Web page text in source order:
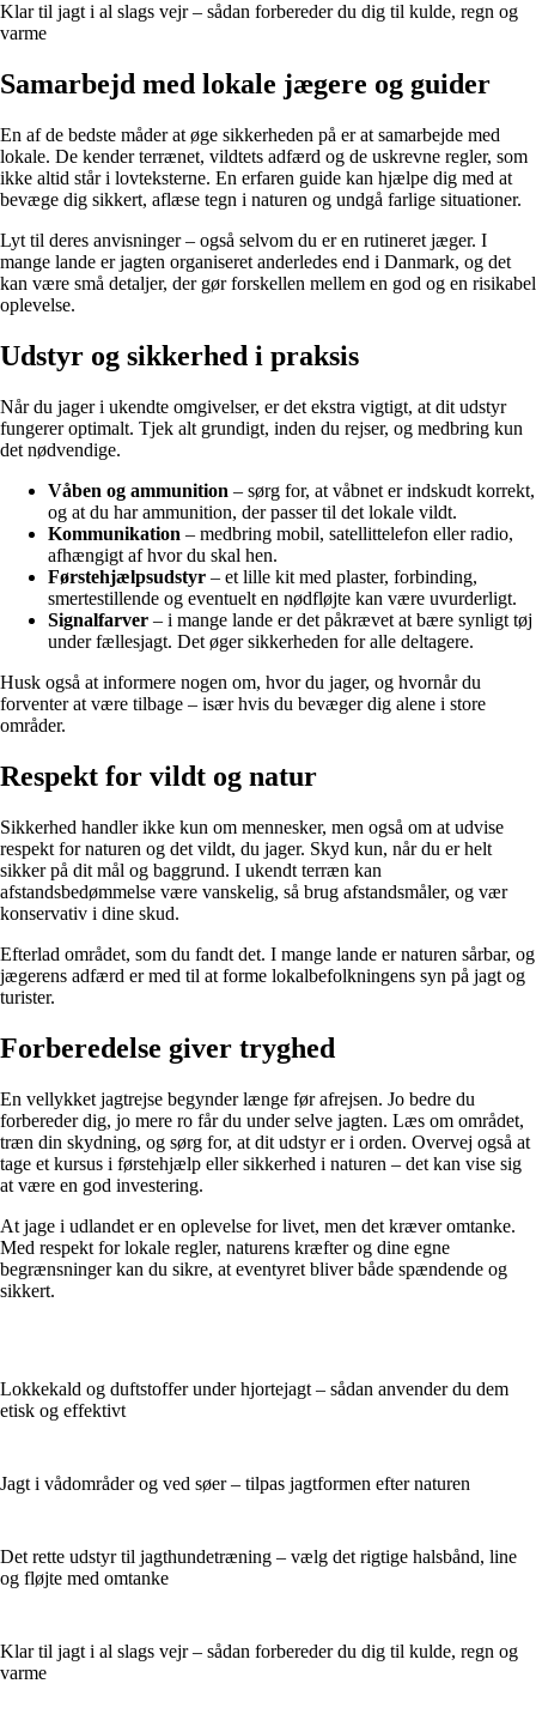
Klar til jagt i al slags vejr – sådan forbereder du dig til kulde, regn og
varme
Samarbejd med lokale jægere og guider
En af de bedste måder at øge sikkerheden på er at samarbejde med
lokale. De kender terrænet, vildtets adfærd og de uskrevne regler, som
ikke altid står i lovteksterne. En erfaren guide kan hjælpe dig med at
bevæge dig sikkert, aflæse tegn i naturen og undgå farlige situationer.
Lyt til deres anvisninger – også selvom du er en rutineret jæger. I
mange lande er jagten organiseret anderledes end i Danmark, og det
kan være små detaljer, der gør forskellen mellem en god og en risikabel
oplevelse.
Udstyr og sikkerhed i praksis
Når du jager i ukendte omgivelser, er det ekstra vigtigt, at dit udstyr
fungerer optimalt. Tjek alt grundigt, inden du rejser, og medbring kun
det nødvendige.
Våben og ammunition – sørg for, at våbnet er indskudt korrekt,
og at du har ammunition, der passer til det lokale vildt.
Kommunikation – medbring mobil, satellittelefon eller radio,
afhængigt af hvor du skal hen.
Førstehjælpsudstyr – et lille kit med plaster, forbinding,
smertestillende og eventuelt en nødfløjte kan være uvurderligt.
Signalfarver – i mange lande er det påkrævet at bære synligt tøj
under fællesjagt. Det øger sikkerheden for alle deltagere.
Husk også at informere nogen om, hvor du jager, og hvornår du
forventer at være tilbage – især hvis du bevæger dig alene i store
områder.
Respekt for vildt og natur
Sikkerhed handler ikke kun om mennesker, men også om at udvise
respekt for naturen og det vildt, du jager. Skyd kun, når du er helt
sikker på dit mål og baggrund. I ukendt terræn kan
afstandsbedømmelse være vanskelig, så brug afstandsmåler, og vær
konservativ i dine skud.
Efterlad området, som du fandt det. I mange lande er naturen sårbar, og
jægerens adfærd er med til at forme lokalbefolkningens syn på jagt og
turister.
Forberedelse giver tryghed
En vellykket jagtrejse begynder længe før afrejsen. Jo bedre du
forbereder dig, jo mere ro får du under selve jagten. Læs om området,
træn din skydning, og sørg for, at dit udstyr er i orden. Overvej også at
tage et kursus i førstehjælp eller sikkerhed i naturen – det kan vise sig
at være en god investering.
At jage i udlandet er en oplevelse for livet, men det kræver omtanke.
Med respekt for lokale regler, naturens kræfter og dine egne
begrænsninger kan du sikre, at eventyret bliver både spændende og
sikkert.
Lokkekald og duftstoffer under hjortejagt – sådan anvender du dem
etisk og effektivt
Jagt i vådområder og ved søer – tilpas jagtformen efter naturen
Det rette udstyr til jagthundetræning – vælg det rigtige halsbånd, line
og fløjte med omtanke
Klar til jagt i al slags vejr – sådan forbereder du dig til kulde, regn og
varme